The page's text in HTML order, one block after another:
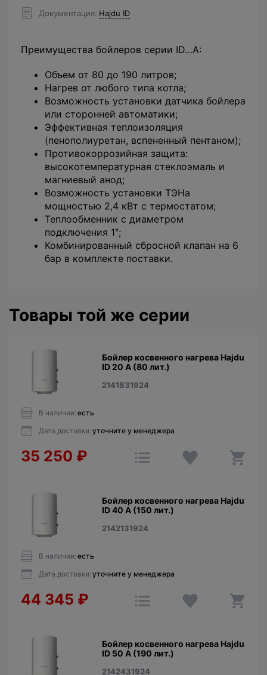
Документация Hajdu ID
Преимущества бойлеров серии ID…A:
Объем от 80 до 190 литров;
Нагрев от любого типа котла;
Возможность установки датчика бойлера
или сторонней автоматики;
Эффективная теплоизоляция
(пенополиуретан, вспененный пентаном);
Противокоррозийная защита:
высокотемпературная стеклоэмаль и
магниевый анод;
Возможность установки ТЭНа
мощностью 2,4 кВт с термостатом;
Теплообменник с диаметром
подключения 1ʺ;
Комбинированный сбросной клапан на 6
бар в комплекте поставки.
Товары той же серии
Бойлер косвенного нагрева Hajdu
ID 20 A (80 лит.)
2141831924
В наличии: есть
Дата доставки: уточните у менеджера
35 250 ₽
Бойлер косвенного нагрева Hajdu
ID 40 A (150 лит.)
2142131924
В наличии: есть
Дата доставки: уточните у менеджера
44 345 ₽
Бойлер косвенного нагрева Hajdu
ID 50 A (190 лит.)
2142431924